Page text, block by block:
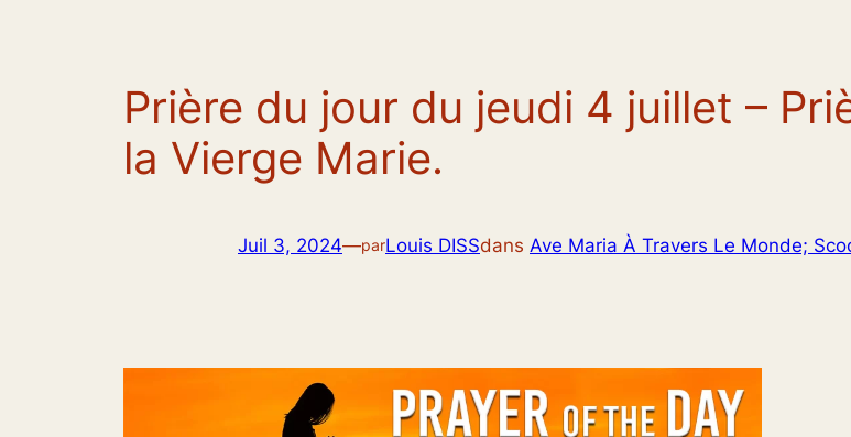
Prière du jour du jeudi 4 juillet –
la Vierge Marie.
Juil 3, 2024—parLouis DISSdans Ave Maria À Travers Le Monde;